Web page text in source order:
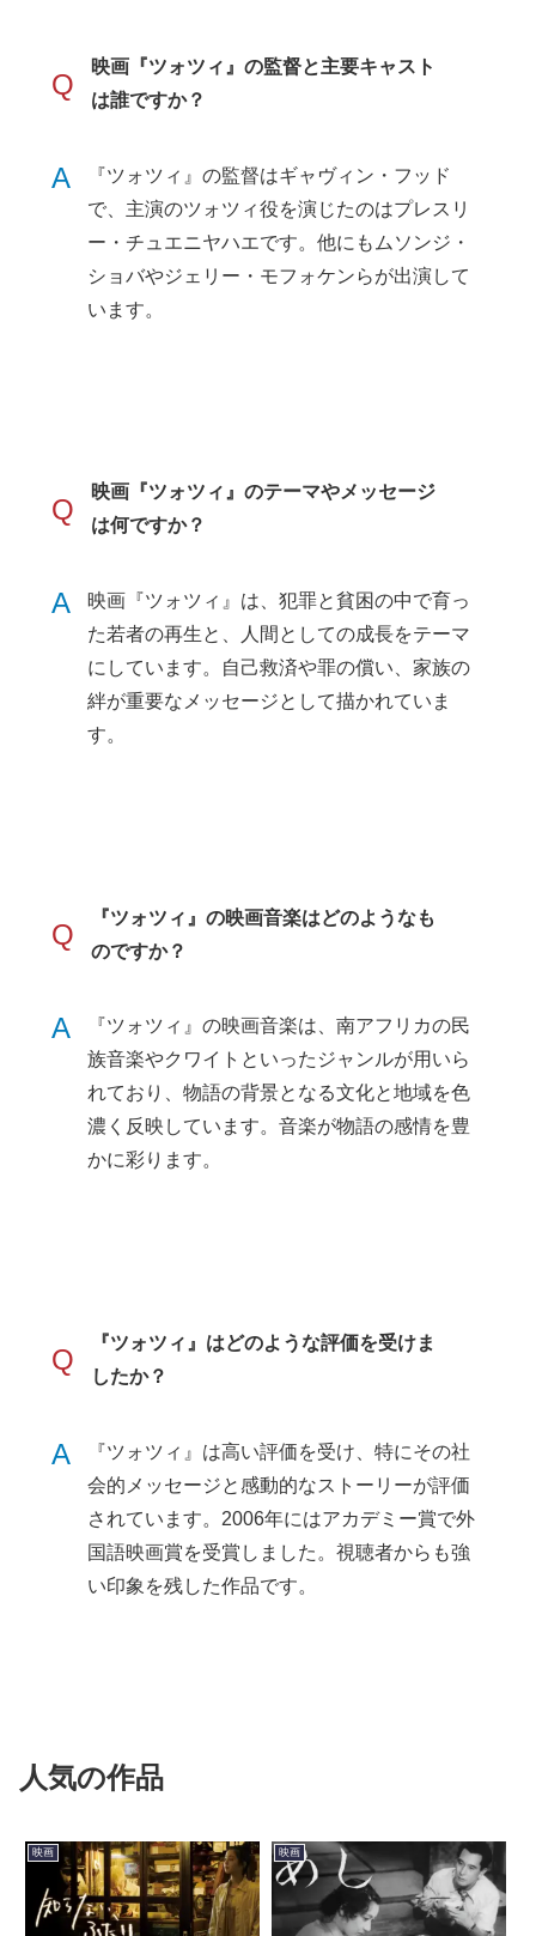
Q
映画『ツォツィ』の監督と主要キャスト
は誰ですか？
A
『ツォツィ』の監督はギャヴィン・フッド
で、主演のツォツィ役を演じたのはプレスリ
ー・チュエニヤハエです。他にもムソンジ・
ショバやジェリー・モフォケンらが出演して
います。
Q
映画『ツォツィ』のテーマやメッセージ
は何ですか？
A
映画『ツォツィ』は、犯罪と貧困の中で育っ
た若者の再生と、人間としての成長をテーマ
にしています。自己救済や罪の償い、家族の
絆が重要なメッセージとして描かれていま
す。
Q
『ツォツィ』の映画音楽はどのようなも
のですか？
A
『ツォツィ』の映画音楽は、南アフリカの民
族音楽やクワイトといったジャンルが用いら
れており、物語の背景となる文化と地域を色
濃く反映しています。音楽が物語の感情を豊
かに彩ります。
Q
『ツォツィ』はどのような評価を受けま
したか？
A
『ツォツィ』は高い評価を受け、特にその社
会的メッセージと感動的なストーリーが評価
されています。2006年にはアカデミー賞で外
国語映画賞を受賞しました。視聴者からも強
い印象を残した作品です。
人気の作品
映画 映画